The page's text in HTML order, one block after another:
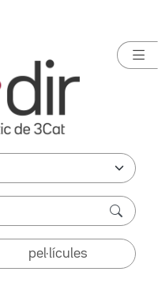
pel·lícules